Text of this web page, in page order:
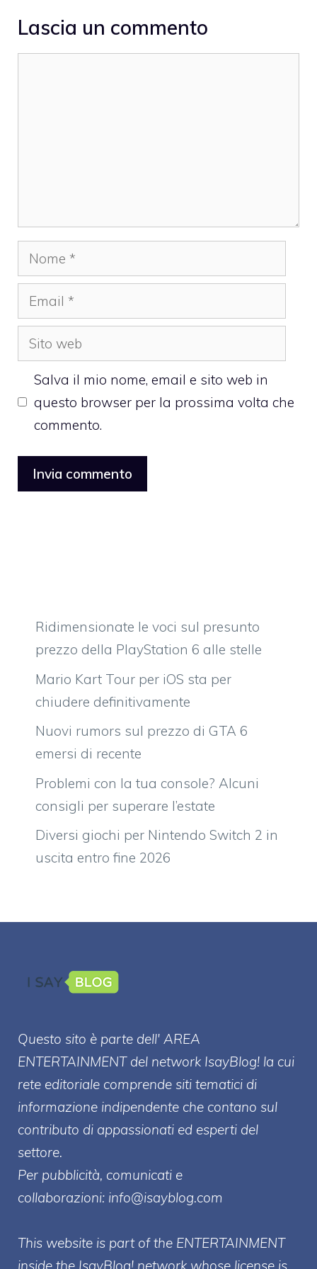
Lascia un commento
Nome
Email
Sito
web
Salva il mio nome, email e sito web in
questo browser per la prossima volta che
commento.
Ridimensionate le voci sul presunto
prezzo della PlayStation 6 alle stelle
Mario Kart Tour per iOS sta per
chiudere definitivamente
Nuovi rumors sul prezzo di GTA 6
emersi di recente
Problemi con la tua console? Alcuni
consigli per superare l’estate
Diversi giochi per Nintendo Switch 2 in
uscita entro fine 2026
Questo sito è parte dell' AREA
ENTERTAINMENT del network IsayBlog! la cui
rete editoriale comprende siti tematici di
informazione indipendente che contano sul
contributo di appassionati ed esperti del
settore.
Per pubblicità, comunicati e
collaborazioni: info@isayblog.com
This website is part of the ENTERTAINMENT